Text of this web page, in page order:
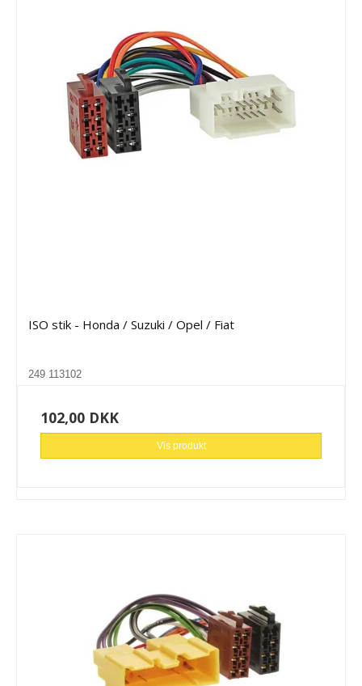
ISO stik - Honda / Suzuki / Opel / Fiat
249 113102
102,00 DKK
Vis produkt